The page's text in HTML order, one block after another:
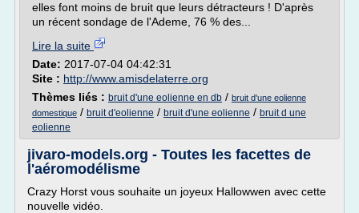
elles font moins de bruit que leurs détracteurs ! D'après
un récent sondage de l'Ademe, 76 % des...
Lire la suite
Date: 2017-07-04 04:42:31
Site : http://www.amisdelaterre.org
Thèmes liés : bruit d'une eolienne en db / bruit d'une eolienne
domestique / bruit d'eolienne / bruit d'une eolienne / bruit d une
eolienne
jivaro-models.org - Toutes les facettes de
l'aéromodélisme
Crazy Horst vous souhaite un joyeux Hallowwen avec cette
nouvelle vidéo.